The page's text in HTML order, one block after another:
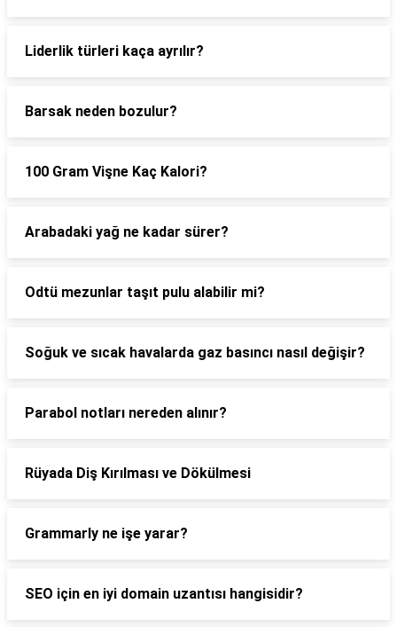
Liderlik türleri kaça ayrılır?
Barsak neden bozulur?
100 Gram Vişne Kaç Kalori?
Arabadaki yağ ne kadar sürer?
Odtü mezunlar taşıt pulu alabilir mi?
Soğuk ve sıcak havalarda gaz basıncı nasıl değişir?
Parabol notları nereden alınır?
Rüyada Diş Kırılması ve Dökülmesi
Grammarly ne işe yarar?
SEO için en iyi domain uzantısı hangisidir?